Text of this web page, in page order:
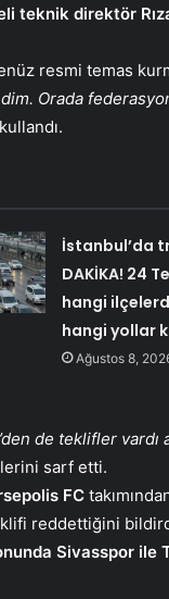
teknik direktör
resmi temas
Orada
İstanbul’da
DAKİKA! 24
hangi
hangi yollar
Ağustos 8,
de teklifler vardı
sarf etti.
FC
reddettiğini
Sivasspor ile